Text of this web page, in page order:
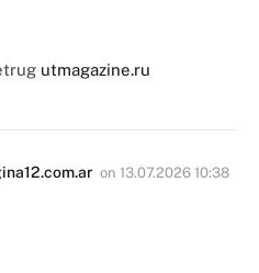
utmagazine.ru
on 13.07.2026 10:38